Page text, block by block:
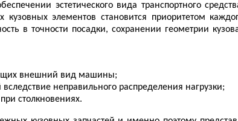
эстетического вида транспортного
кузовных элементов становится приоритетом
в точности посадки, сохранении геометрии
внешний вид машины;
неправильного распределения нагрузки;
столкновениях.